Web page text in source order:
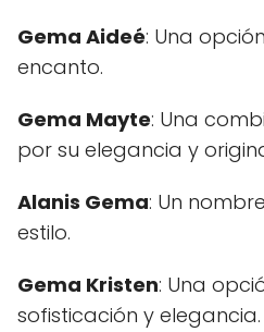
Gema Aideé: Una
encanto.
Gema Mayte: Una
por su elegancia y
Alanis Gema: Un
estilo.
Gema Kristen: Una
sofisticación y elegancia.